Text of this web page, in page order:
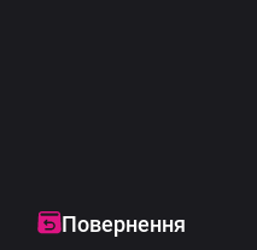
Повернення